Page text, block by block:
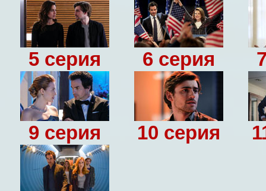
5 серия 6 серия
9 серия 10 серия